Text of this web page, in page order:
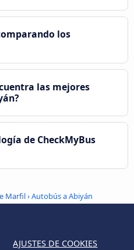
los
las mejores
de CheckMyBus
Marfil› Autobús a Abiyán
AJUSTES DE COOKIES